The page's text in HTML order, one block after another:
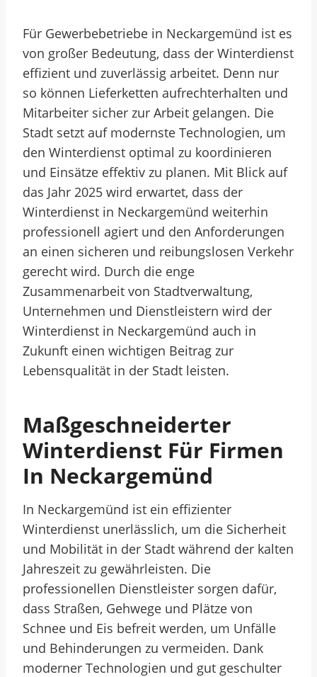
Für Gewerbebetriebe in Neckargemünd ist es
von großer Bedeutung, dass der Winterdienst
effizient und zuverlässig arbeitet. Denn nur
so können Lieferketten aufrechterhalten und
Mitarbeiter sicher zur Arbeit gelangen. Die
Stadt setzt auf modernste Technologien, um
den Winterdienst optimal zu koordinieren
und Einsätze effektiv zu planen. Mit Blick auf
das Jahr 2025 wird erwartet, dass der
Winterdienst in Neckargemünd weiterhin
professionell agiert und den Anforderungen
an einen sicheren und reibungslosen Verkehr
gerecht wird. Durch die enge
Zusammenarbeit von Stadtverwaltung,
Unternehmen und Dienstleistern wird der
Winterdienst in Neckargemünd auch in
Zukunft einen wichtigen Beitrag zur
Lebensqualität in der Stadt leisten.
Maßgeschneiderter
Winterdienst Für Firmen
In Neckargemünd
In Neckargemünd ist ein effizienter
Winterdienst unerlässlich, um die Sicherheit
und Mobilität in der Stadt während der kalten
Jahreszeit zu gewährleisten. Die
professionellen Dienstleister sorgen dafür,
dass Straßen, Gehwege und Plätze von
Schnee und Eis befreit werden, um Unfälle
und Behinderungen zu vermeiden. Dank
moderner Technologien und gut geschulter